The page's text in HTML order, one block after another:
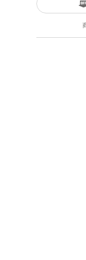
いね！
いね！
いね！